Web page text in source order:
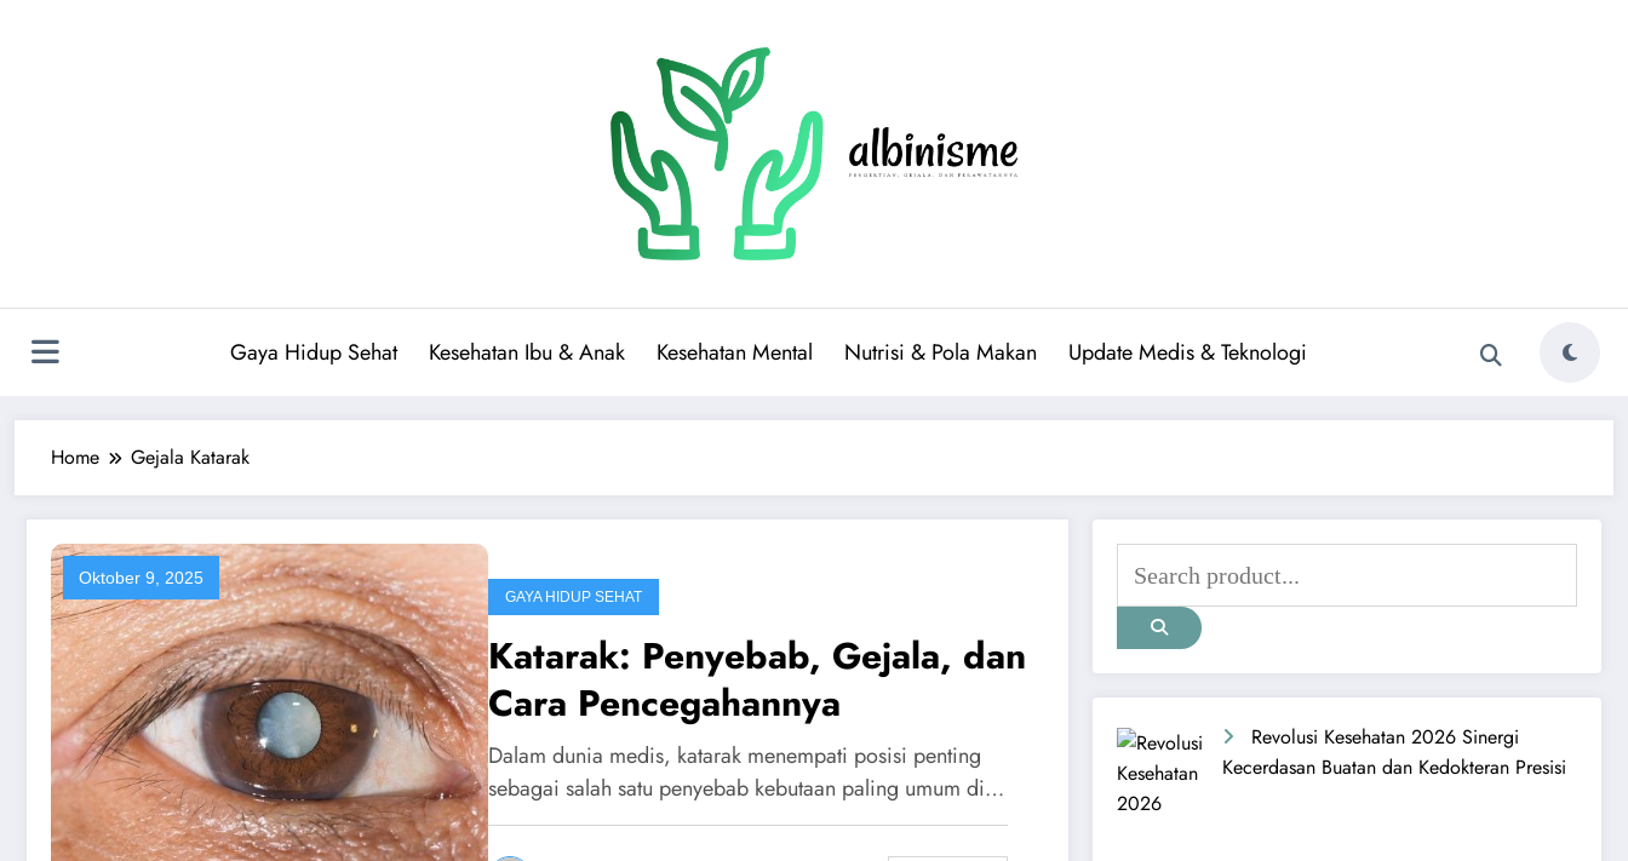
Gaya Hidup Sehat Kesehatan Ibu & Anak Kesehatan Mental Nutrisi & Pola Makan Update Medis & Teknologi
Home Gejala Katarak
Oktober 9, 2025
GAYA HIDUP SEHAT
Katarak: Penyebab, Gejala, dan
Cara Pencegahannya
Dalam dunia medis, katarak menempati posisi penting
sebagai salah satu penyebab kebutaan paling umum di…
Revolusi Kesehatan 2026 Sinergi
Kecerdasan Buatan dan Kedokteran Presisi